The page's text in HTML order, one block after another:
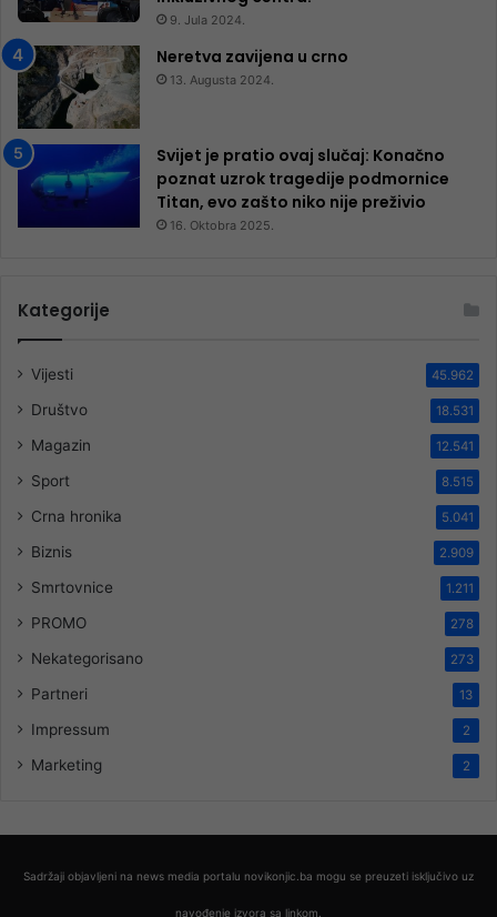
9. Jula 2024.
Neretva zavijena u crno
13. Augusta 2024.
Svijet je pratio ovaj slučaj: Konačno
poznat uzrok tragedije podmornice
Titan, evo zašto niko nije preživio
16. Oktobra 2025.
Kategorije
Vijesti 45.962
Društvo 18.531
Magazin 12.541
Sport 8.515
Crna hronika 5.041
Biznis 2.909
Smrtovnice 1.211
PROMO 278
Nekategorisano 273
Partneri 13
Impressum 2
Marketing 2
Sadržaji objavljeni na news media portalu novikonjic.ba mogu se preuzeti isključivo uz
navođenje izvora sa linkom.